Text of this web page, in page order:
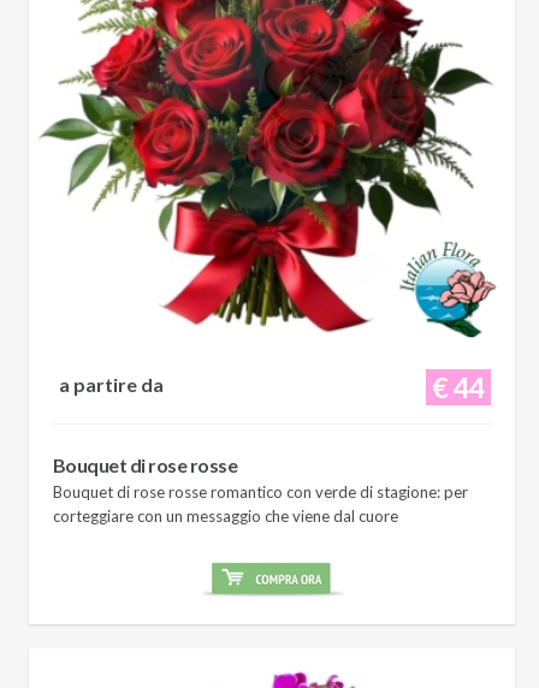
€ 44
a partire da
Bouquet di rose rosse
Bouquet di rose rosse romantico con verde di stagione: per
corteggiare con un messaggio che viene dal cuore